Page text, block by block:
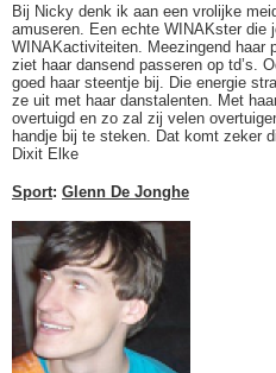
Bij Nicky denk ik aan een vrolijke
amuseren. Een echte WINAKster die
WINAKactiviteiten. Meezingend haar
ziet haar dansend passeren op td’s.
goed haar steentje bij. Die energie
ze uit met haar danstalenten. Met
overtuigd en zo zal zij velen
handje bij te steken. Dat komt zeker
Dixit Elke
Sport: Glenn De Jonghe